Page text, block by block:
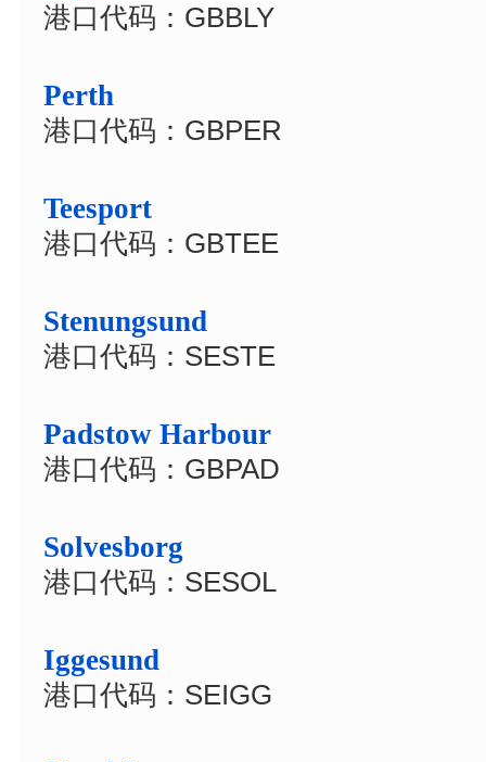
港口代码：GBBLY
Perth
港口代码：GBPER
Teesport
港口代码：GBTEE
Stenungsund
港口代码：SESTE
Padstow Harbour
港口代码：GBPAD
Solvesborg
港口代码：SESOL
Iggesund
港口代码：SEIGG